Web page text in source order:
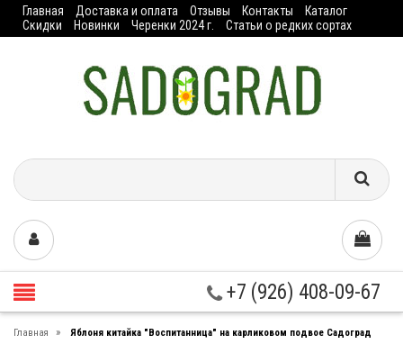
Главная Доставка и оплата Отзывы Контакты
Каталог
Скидки
Новинки Черенки 2024 г. Статьи о редких сортах
+7 (926) 408-09-67
Главная »
Яблоня китайка "Воспитанница" на карликовом подвое Садоград